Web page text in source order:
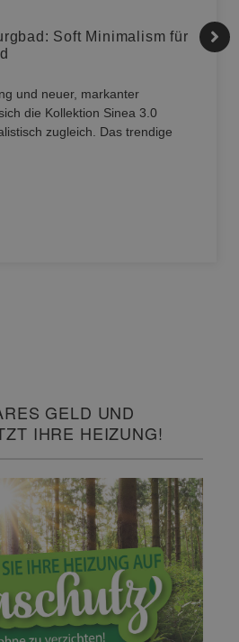
Soft Minimalism für
und neuer, markanter
die Kollektion Sinea 3.0
zugleich. Das trendige
GELD UND
IHRE HEIZUNG!